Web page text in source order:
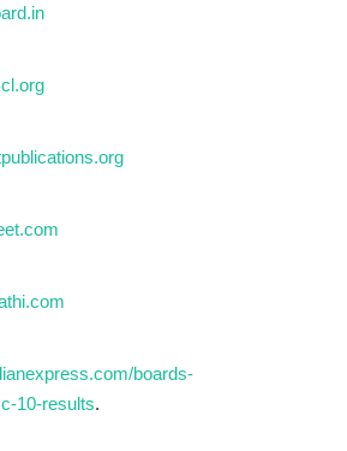
boards-
10-results.